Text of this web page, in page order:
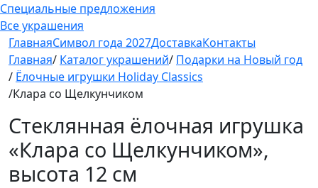
Специальные предложения
Все украшения
ГлавнаяСимвол года 2027ДоставкаКонтакты
Главная/ Каталог украшений/ Подарки на Новый год
/ Ёлочные игрушки Holiday Classics
/Клара со Щелкунчиком
Стеклянная ёлочная игрушка
«Клара со Щелкунчиком»,
высота 12 см